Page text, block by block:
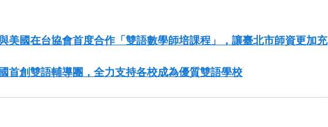
美國在台協會首度合作「雙語數學師培課程」，讓臺北市師資更加充
首創雙語輔導團，全力支持各校成為優質雙語學校